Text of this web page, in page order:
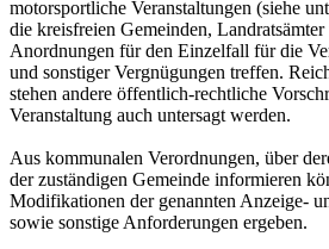
motorsportliche Veranstaltungen (siehe
die kreisfreien Gemeinden,
Anordnungen für den Einzelfall für die
und sonstiger Vergnügungen treffen.
stehen andere öffentlich-rechtliche
Veranstaltung auch untersagt werden.
Aus kommunalen Verordnungen, über
der zuständigen Gemeinde informieren
Modifikationen der genannten Anzeige-
sowie sonstige Anforderungen ergeben.